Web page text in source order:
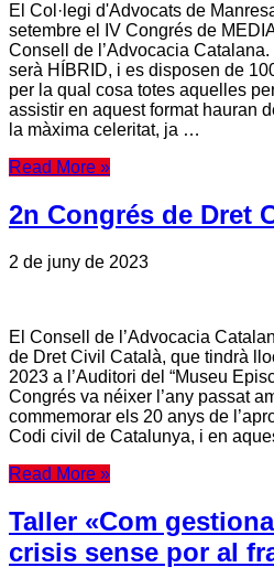
El Col·legi d'Advocats de
setembre el IV Congrés de
Consell de l’Advocacia
serà HÍBRID, i es disposen de
per la qual cosa totes aquelles
assistir en aquest format hauran
la màxima celeritat, ja …
Read More »
2n Congrés de Dret
2 de juny de 2023
El Consell de l’Advocacia
de Dret Civil Català, que tindrà
2023 a l’Auditori del “Museu
Congrés va néixer l’any passat
commemorar els 20 anys de
Codi civil de Catalunya, i en
Read More »
Taller «Com
crisis sense por al